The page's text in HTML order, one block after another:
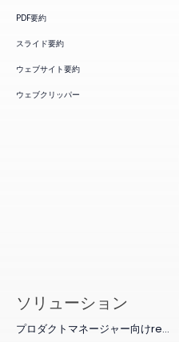
PDF要約
スライド要約
ウェブサイト要約
ウェブクリッパー
ソリューション
プロダクトマネージャー向けremio